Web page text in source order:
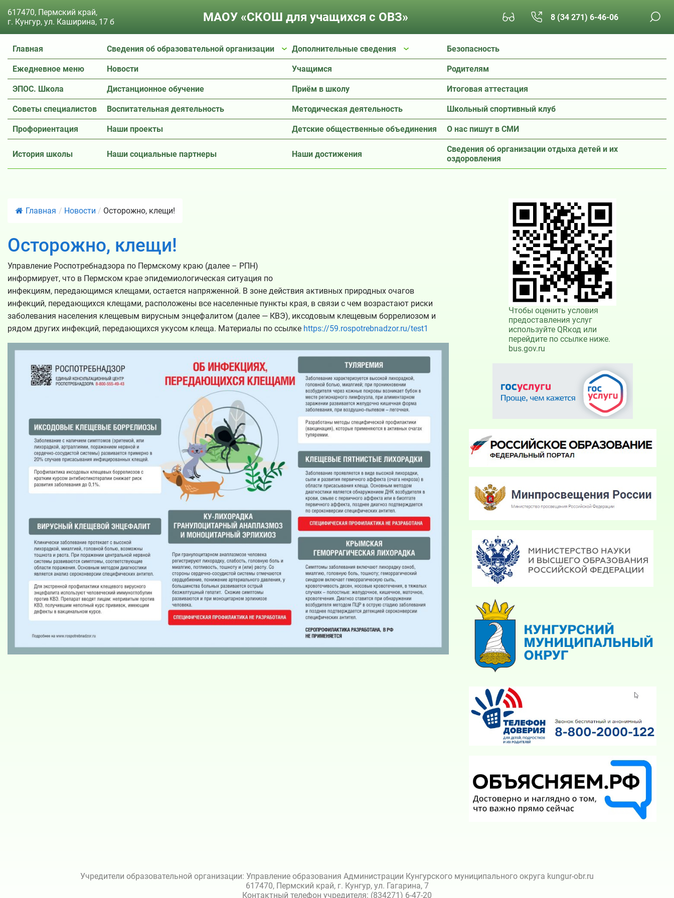
617470, Пермский край,
г. Кунгур, ул. Каширина, 17 б
МАОУ «СКОШ для учащихся с ОВЗ» 8 (34 271) 6-46-06
Главная Сведения об образовательной организации Дополнительные сведения Безопасность
Ежедневное меню Новости Учащимся Родителям
ЭПОС. Школа Дистанционное обучение Приём в школу Итоговая аттестация
Советы специалистов Воспитательная деятельность Методическая деятельность Школьный спортивный клуб
Профориентация Наши проекты Детские общественные объединения О нас пишут в СМИ
История школы Наши социальные партнеры Наши достижения
Сведения об организации отдыха детей и их
оздоровления
Главная / Новости / Осторожно, клещи!
Осторожно, клещи!
Управление Роспотребнадзора по Пермскому краю (далее – РПН)
информирует, что в Пермском крае эпидемиологическая ситуация по
инфекциям, передающимся клещами, остается напряженной. В зоне действия активных природных очагов
инфекций, передающихся клещами, расположены все населенные пункты края, в связи с чем возрастают риски
заболевания населения клещевым вирусным энцефалитом (далее — КВЭ), иксодовым клещевым боррелиозом и
рядом других инфекций, передающихся укусом клеща. Материалы по ссылке https://59.rospotrebnadzor.ru/test1
Чтобы оценить условия
предоставления услуг
используйте QRкод или
перейдите по ссылке ниже.
bus.gov.ru
Учредители образовательной организации: Управление образования Администрации Кунгурского муниципального округа kungur-obr.ru
617470, Пермский край, г. Кунгур, ул. Гагарина, 7
Контактный телефон учредителя: (834271) 6-47-20